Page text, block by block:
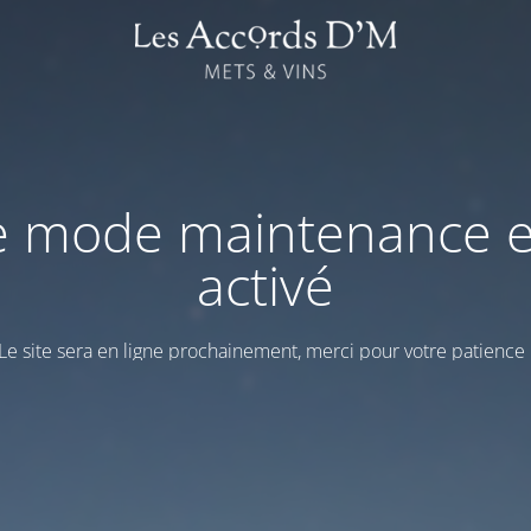
mode maintenance
activé
site sera en ligne prochainement, merci pour votre patience